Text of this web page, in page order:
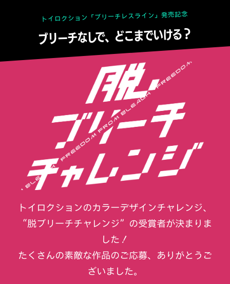
トイロクション「ブリーチレスライン」発売記念
ブリーチなしで、どこまでいける？
トイロクションのカラーデザインチャレンジ、
“脱ブリーチチャレンジ”の受賞者が決まりま
した！
たくさんの素敵な作品のご応募、ありがとうご
ざいました。